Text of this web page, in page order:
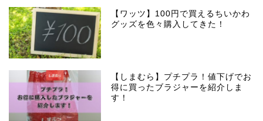
【ワッツ】100円で買えるちいかわ
グッズを色々購入してきた！
【しまむら】プチプラ！値下げでお
得に買ったブラジャーを紹介しま
す！